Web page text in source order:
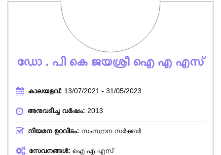
ഡോ . പി കെ ജയശ്രീ ഐ എ എസ്
കാലയളവ്: 13/07/2021 - 31/05/2023
അനുവദിച്ച വർഷം:2013
നിയമന ഉറവിടം:സംസ്ഥാന സർക്കാർ
സേവനങ്ങള്‍:ഐ എ എസ്